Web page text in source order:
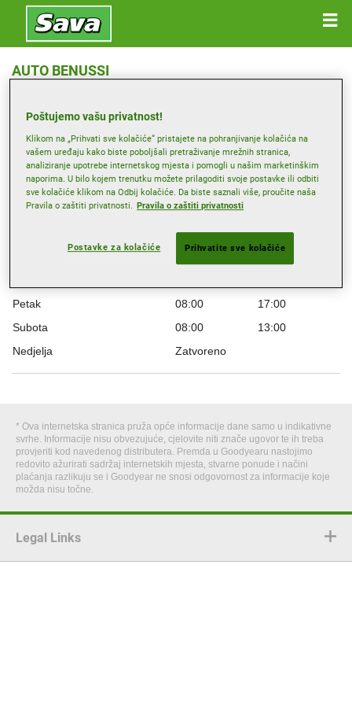
AUTO BENUSSI
Primi smjernice
Radno vrijeme
Ponedjeljak 08:00
08:00
17:00
Petak
08:00
17:00
Subota
08:00
13:00
Nedjelja
Zatvoreno
* Ova internetska stranica pruža opće informacije dane samo u indikativne
svrhe. Informacije nisu obvezujuće, cjelovite niti znače ugovor te ih treba
provjeriti kod navedenog distributera. Premda u Goodyearu nastojimo
redovito ažurirati sadržaj internetskih mjesta, stvarne ponude i načini
plaćanja razlikuju se i Goodyear ne snosi odgovornost za informacije koje
možda nisu točne.
Legal Links
Poštujemo vašu privatnost!
Klikom na „Prihvati sve kolačiće“ pristajete na pohranjivanje kolačića na
vašem uređaju kako biste poboljšali pretraživanje mrežnih stranica,
analiziranje upotrebe internetskog mjesta i pomogli u našim marketinškim
naporima. U bilo kojem trenutku možete prilagoditi svoje postavke ili odbiti
sve kolačiće klikom na Odbij kolačiće. Da biste saznali više, proučite naša
Pravila o zaštiti privatnosti. Pravila o zaštiti privatnosti
Postavke za kolačiće Prihvatite sve kolačiće